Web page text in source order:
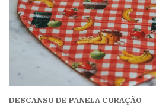
DESCANSO DE PANELA CORAÇÃO